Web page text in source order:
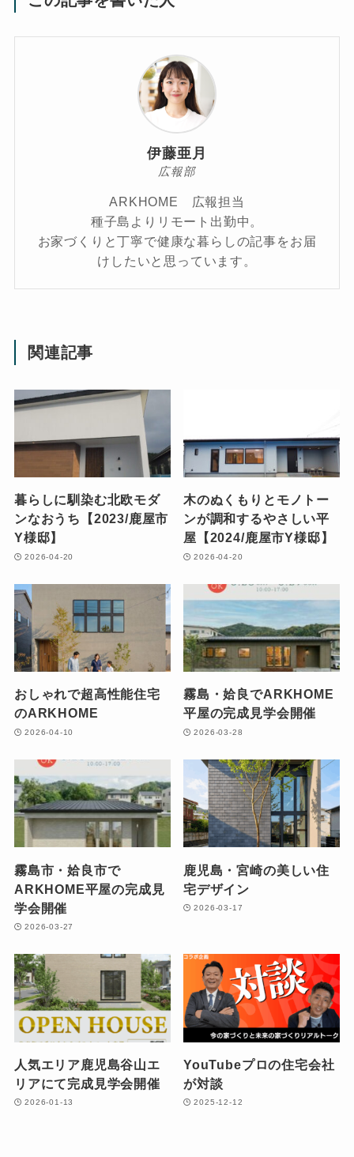
伊藤亜月
広報部
ARKHOME 広報担当
種子島よりリモート出勤中。
お家づくりと丁寧で健康な暮らしの記事をお届
けしたいと思っています。
関連記事
暮らしに馴染む北欧モダ
ンなおうち【2023/鹿屋市
Y様邸】
2026-04-20
木のぬくもりとモノトー
ンが調和するやさしい平
屋【2024/鹿屋市Y様邸】
2026-04-20
おしゃれで超高性能住宅
のARKHOME
2026-04-10
霧島・姶良でARKHOME
平屋の完成見学会開催
2026-03-28
霧島市・姶良市で
ARKHOME平屋の完成見
学会開催
2026-03-27
鹿児島・宮崎の美しい住
宅デザイン
2026-03-17
人気エリア鹿児島谷山エ
リアにて完成見学会開催
2026-01-13
YouTubeプロの住宅会社
が対談
2025-12-12